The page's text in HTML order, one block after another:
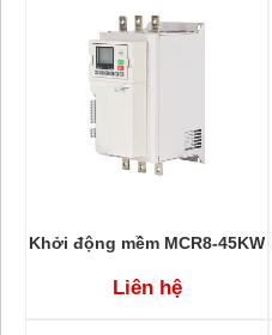
Khởi động mềm MCR8-45KW
Liên hệ